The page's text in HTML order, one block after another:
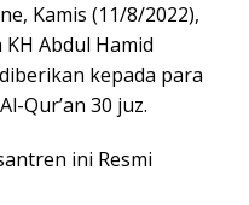
Kamis (11/8/2022),
Abdul Hamid
kepada para
Qur’an 30 juz.
ini Resmi